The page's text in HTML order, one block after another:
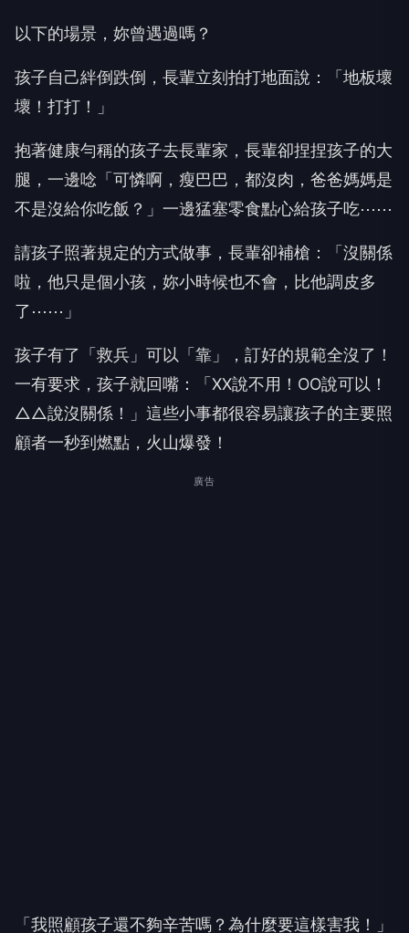
以下的場景，妳曾遇過嗎？
孩子自己絆倒跌倒，長輩立刻拍打地面說：「地板壞
壞！打打！」
抱著健康勻稱的孩子去長輩家，長輩卻捏捏孩子的大
腿，一邊唸「可憐啊，瘦巴巴，都沒肉，爸爸媽媽是
不是沒給你吃飯？」一邊猛塞零食點心給孩子吃⋯⋯
請孩子照著規定的方式做事，長輩卻補槍：「沒關係
啦，他只是個小孩，妳小時候也不會，比他調皮多
了⋯⋯」
孩子有了「救兵」可以「靠」，訂好的規範全沒了！
一有要求，孩子就回嘴：「XX說不用！OO說可以！
△△說沒關係！」這些小事都很容易讓孩子的主要照
顧者一秒到燃點，火山爆發！
廣告
「我照顧孩子還不夠辛苦嗎？為什麼要這樣害我！」